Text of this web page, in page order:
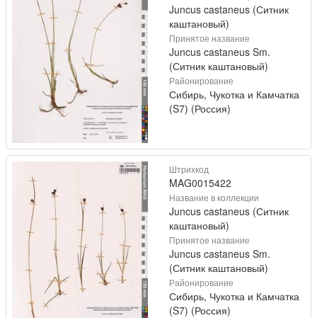
Juncus castaneus (Ситник
каштановый)
Принятое название
Juncus castaneus Sm.
(Ситник каштановый)
Районирование
Сибирь, Чукотка и Камчатка
(S7) (Россия)
Штрихкод
MAG0015422
Название в коллекции
Juncus castaneus (Ситник
каштановый)
Принятое название
Juncus castaneus Sm.
(Ситник каштановый)
Районирование
Сибирь, Чукотка и Камчатка
(S7) (Россия)